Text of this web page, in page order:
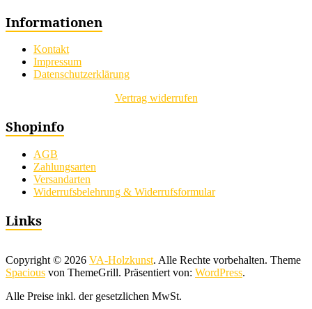
Informationen
Kontakt
Impressum
Datenschutzerklärung
Vertrag widerrufen
Shopinfo
AGB
Zahlungsarten
Versandarten
Widerrufsbelehrung & Widerrufsformular
Links
Copyright © 2026 VA-Holzkunst. Alle Rechte vorbehalten. Theme
Spacious von ThemeGrill. Präsentiert von: WordPress.
Alle Preise inkl. der gesetzlichen MwSt.